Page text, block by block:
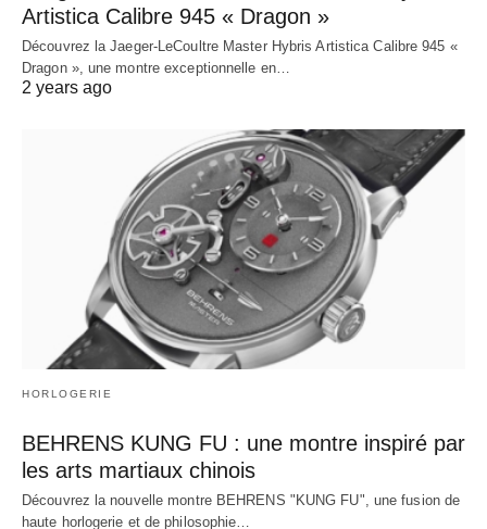
Artistica Calibre 945 « Dragon »
Découvrez la Jaeger-LeCoultre Master Hybris Artistica Calibre 945 «
Dragon », une montre exceptionnelle en…
2 years ago
HORLOGERIE
BEHRENS KUNG FU : une montre inspiré par
les arts martiaux chinois
Découvrez la nouvelle montre BEHRENS "KUNG FU", une fusion de
haute horlogerie et de philosophie…